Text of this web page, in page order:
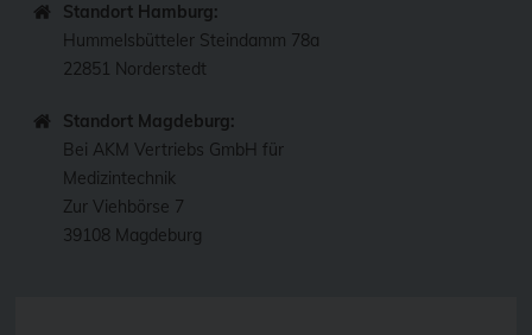
Standort Hamburg:
Hummelsbütteler Steindamm 78a
22851 Norderstedt
Standort Magdeburg:
Bei AKM Vertriebs GmbH für
Medizintechnik
Zur Viehbörse 7
39108 Magdeburg